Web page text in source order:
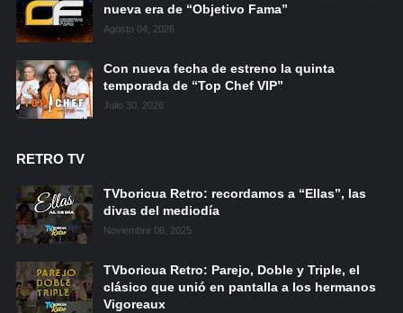
nueva era de “Objetivo Fama”
Agosto 04, 2026
Con nueva fecha de estreno la quinta
temporada de “Top Chef VIP”
Julio 30, 2026
RETRO TV
TVboricua Retro: recordamos a “Ellas”, las
divas del mediodía
Noviembre 06, 2025
TVboricua Retro: Parejo, Doble y Triple, el
clásico que unió en pantalla a los hermanos
Vigoreaux